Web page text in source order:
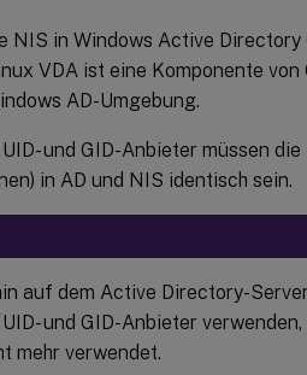
NIS in Windows Active Directory
VDA ist eine Komponente
AD-Umgebung.
und GID-Anbieter müssen
in AD und NIS identisch sein.
auf dem Active Directory-
und GID-Anbieter
mehr verwendet.